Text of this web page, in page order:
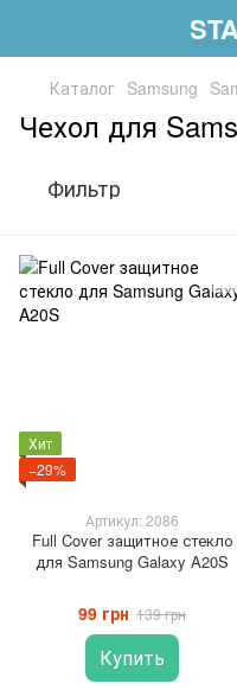
Каталог Samsung
Чехол для
Фильтр
Хит
−29%
Артикул: 2086
Full Cover защитное стекло
для Samsung Galaxy A20S
99 грн 139 грн
Купить